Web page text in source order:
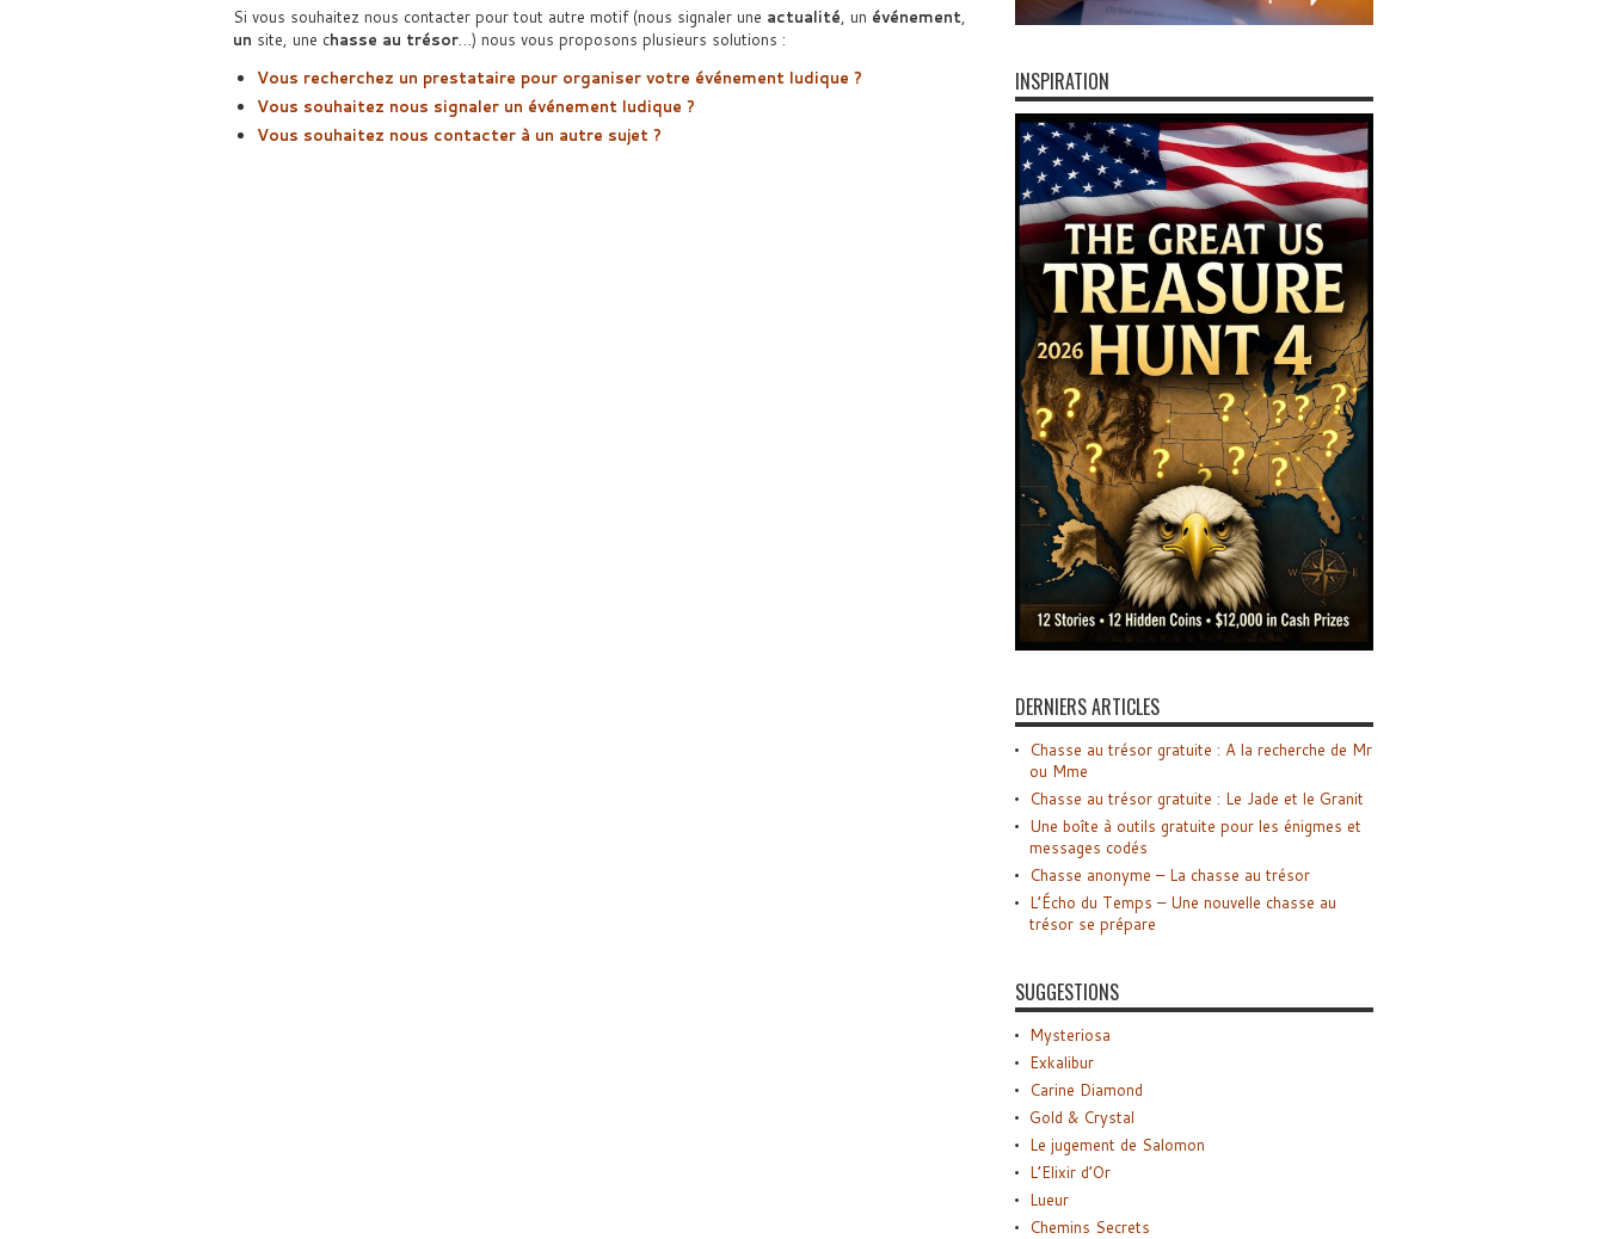
Si vous souhaitez nous contacter pour tout autre motif (nous signaler une actualité, un événement,
un site, une chasse au trésor…) nous vous proposons plusieurs solutions :
Vous recherchez un prestataire pour organiser votre événement ludique ?
Vous souhaitez nous signaler un événement ludique ?
Vous souhaitez nous contacter à un autre sujet ?
INSPIRATION
DERNIERS ARTICLES
Chasse au trésor gratuite : A la recherche de Mr
ou Mme
Chasse au trésor gratuite : Le Jade et le Granit
Une boîte à outils gratuite pour les énigmes et
messages codés
Chasse anonyme – La chasse au trésor
L’Écho du Temps – Une nouvelle chasse au
trésor se prépare
SUGGESTIONS
Mysteriosa
Exkalibur
Carine Diamond
Gold & Crystal
Le jugement de Salomon
L’Elixir d’Or
Lueur
Chemins Secrets